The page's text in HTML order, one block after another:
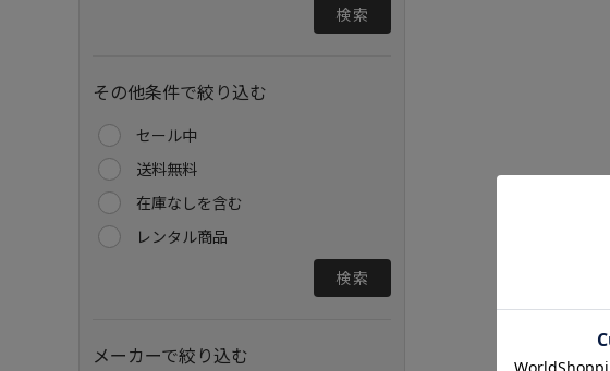
検索
その他条件で絞り込む
セール中
送料無料
在庫なしを含む
レンタル商品
検索
メーカーで絞り込む